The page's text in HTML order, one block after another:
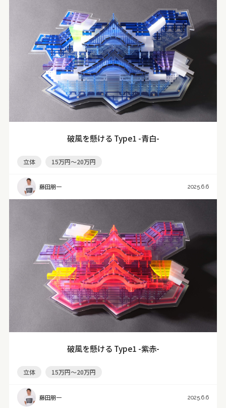
破風を懸ける Type1 -青白-
立体 15万円～20万円
藤田朋一 2025.6.6
破風を懸ける Type1 -紫赤-
立体 15万円～20万円
藤田朋一 2025.6.6